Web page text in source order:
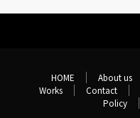
ョ
HOME About us
Works
Contact
Policy